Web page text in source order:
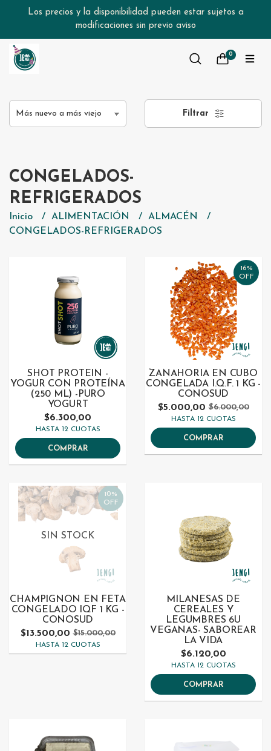
Los precios y la disponibilidad pueden estar sujetos a
modificaciones sin previo aviso
0
Filtrar
CONGELADOS-
REFRIGERADOS
Inicio ALIMENTACIÓN
ALMACÉN
CONGELADOS-REFRIGERADOS
SHOT PROTEIN -
YOGUR CON PROTEÍNA
(250 ML) -PURO
YOGURT
$6.300,00
HASTA 12 CUOTAS
COMPRAR
16%
OFF
ZANAHORIA EN CUBO
CONGELADA I.Q.F. 1 KG -
CONOSUD
$5.000,00 $6.000,00
HASTA 12 CUOTAS
COMPRAR
10%
OFF
SIN STOCK
CHAMPIGNON EN FETA
CONGELADO IQF 1 KG -
CONOSUD
$13.500,00 $15.000,00
HASTA 12 CUOTAS
MILANESAS DE
CEREALES Y
LEGUMBRES 6U
VEGANAS- SABOREAR
LA VIDA
$6.120,00
HASTA 12 CUOTAS
COMPRAR